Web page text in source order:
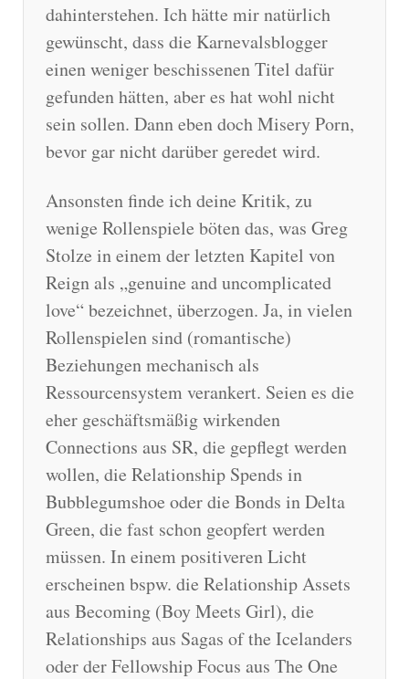
dahinterstehen. Ich hätte mir natürlich
gewünscht, dass die Karnevalsblogger
einen weniger beschissenen Titel dafür
gefunden hätten, aber es hat wohl nicht
sein sollen. Dann eben doch Misery Porn,
bevor gar nicht darüber geredet wird.
Ansonsten finde ich deine Kritik, zu
wenige Rollenspiele böten das, was Greg
Stolze in einem der letzten Kapitel von
Reign als „genuine and uncomplicated
love“ bezeichnet, überzogen. Ja, in vielen
Rollenspielen sind (romantische)
Beziehungen mechanisch als
Ressourcensystem verankert. Seien es die
eher geschäftsmäßig wirkenden
Connections aus SR, die gepflegt werden
wollen, die Relationship Spends in
Bubblegumshoe oder die Bonds in Delta
Green, die fast schon geopfert werden
müssen. In einem positiveren Licht
erscheinen bspw. die Relationship Assets
aus Becoming (Boy Meets Girl), die
Relationships aus Sagas of the Icelanders
oder der Fellowship Focus aus The One